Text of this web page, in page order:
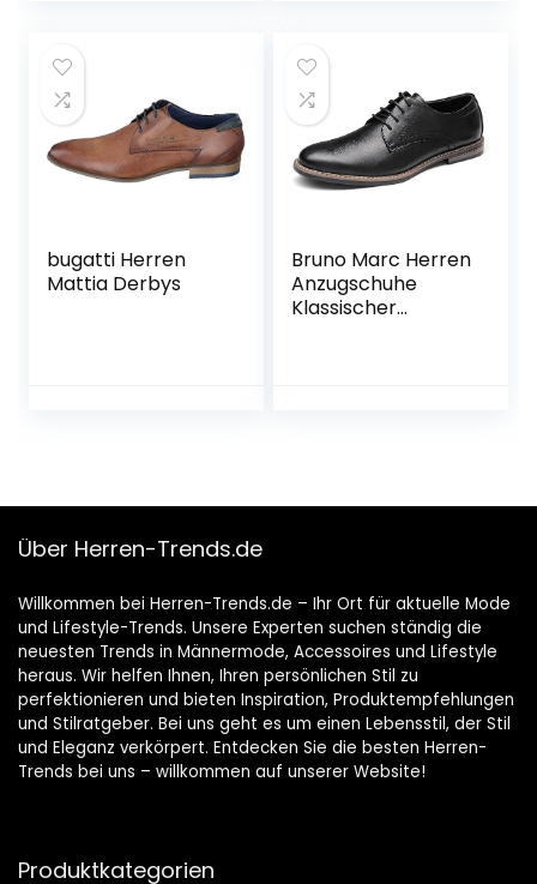
Halbschuhe
bugatti Herren
Mattia Derbys
Bruno Marc Herren
Anzugschuhe
Klassischer
Über Herren-Trends.de
Willkommen bei Herren-Trends.de – Ihr Ort für aktuelle Mode
und Lifestyle-Trends. Unsere Experten suchen ständig die
neuesten Trends in Männermode, Accessoires und Lifestyle
heraus. Wir helfen Ihnen, Ihren persönlichen Stil zu
perfektionieren und bieten Inspiration, Produktempfehlungen
und Stilratgeber. Bei uns geht es um einen Lebensstil, der Stil
und Eleganz verkörpert. Entdecken Sie die besten Herren-
Trends bei uns – willkommen auf unserer Website!
Produktkategorien